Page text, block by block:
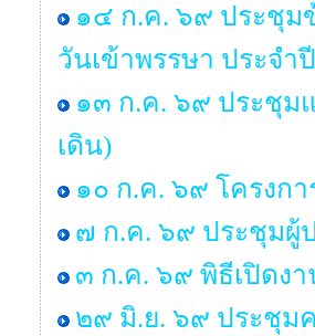
๑๔ ก.ค. ๖๙ ประชุม
วันเข้าพรรษา ประจ
๑๓ ก.ค. ๖๙ ประชุ
เดิน)
๑๐ ก.ค. ๖๙ โครงก
๗ ก.ค. ๖๙ ประชุมผู้
๓ ก.ค. ๖๙ พิธีเปิดงา
๒๙ มิ.ย. ๖๙ ประชุม